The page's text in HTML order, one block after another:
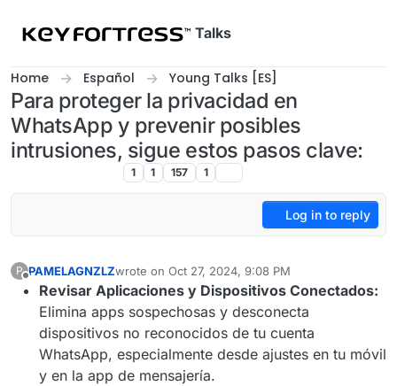
Talks
Home Español Young Talks [ES]
Para proteger la privacidad en
WhatsApp y prevenir posibles
intrusiones, sigue estos pasos clave:
1 1 157 1
Log in to reply
P
Offline
PAMELAGNZLZwrote on Oct 27, 2024, 9:08 PM
last edited by
Revisar Aplicaciones y Dispositivos Conectados:
Elimina apps sospechosas y desconecta
dispositivos no reconocidos de tu cuenta
WhatsApp, especialmente desde ajustes en tu móvil
y en la app de mensajería.